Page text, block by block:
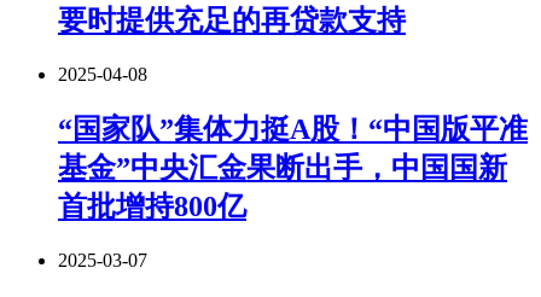
要时提供充足的再贷款支持
2025-04-08
“国家队”集体力挺A股！“中国版平准
基金”中央汇金果断出手，中国国新
首批增持800亿
2025-03-07